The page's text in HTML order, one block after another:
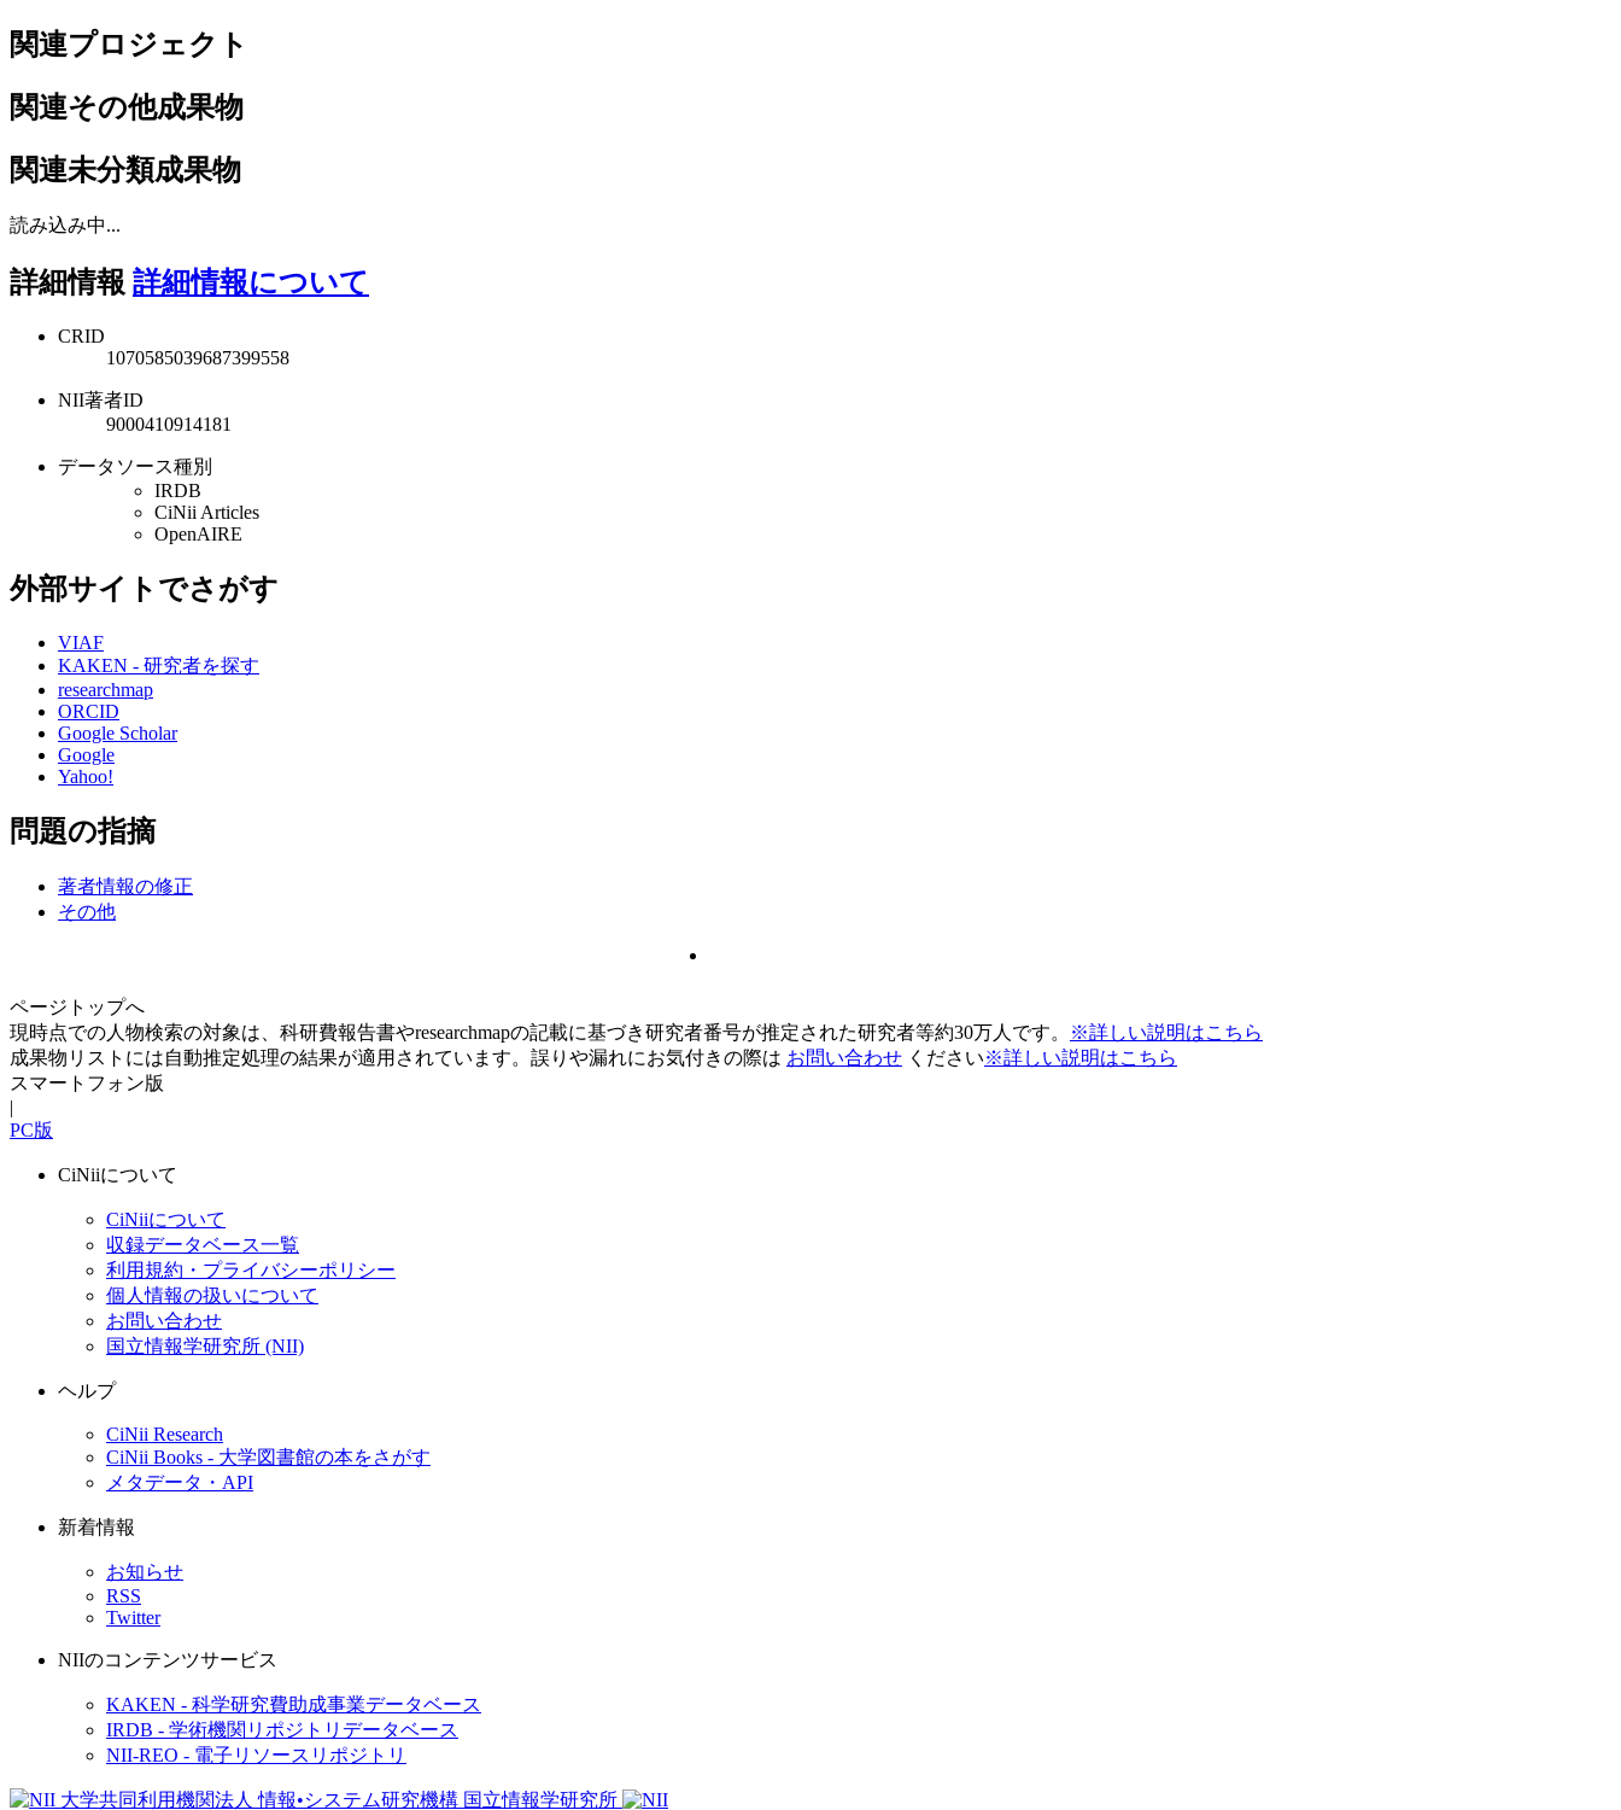
関連プロジェクト
関連その他成果物
関連未分類成果物
読み込み中...
詳細情報 詳細情報について
CRID
1070585039687399558
NII著者ID
9000410914181
データソース種別
IRDB
CiNii Articles
OpenAIRE
外部サイトでさがす
VIAF
KAKEN - 研究者を探す
researchmap
ORCID
Google Scholar
Google
Yahoo!
問題の指摘
著者情報の修正
その他
ページトップへ
現時点での人物検索の対象は、科研費報告書やresearchmapの記載に基づき研究者番号が推定された研究者等約30万人です。
※詳しい説明はこちら
成果物リストには自動推定処理の結果が適用されています。誤りや漏れにお気付きの際は お問い合わせ ください※詳しい説明はこちら
スマートフォン版
|
PC版
CiNiiについて
CiNiiについて
収録データベース一覧
利用規約・プライバシーポリシー
個人情報の扱いについて
お問い合わせ
国立情報学研究所 (NII)
ヘルプ
CiNii Research
CiNii Books - 大学図書館の本をさがす
メタデータ・API
新着情報
お知らせ
RSS
Twitter
NIIのコンテンツサービス
KAKEN - 科学研究費助成事業データベース
IRDB - 学術機関リポジトリデータベース
NII-REO - 電子リソースリポジトリ